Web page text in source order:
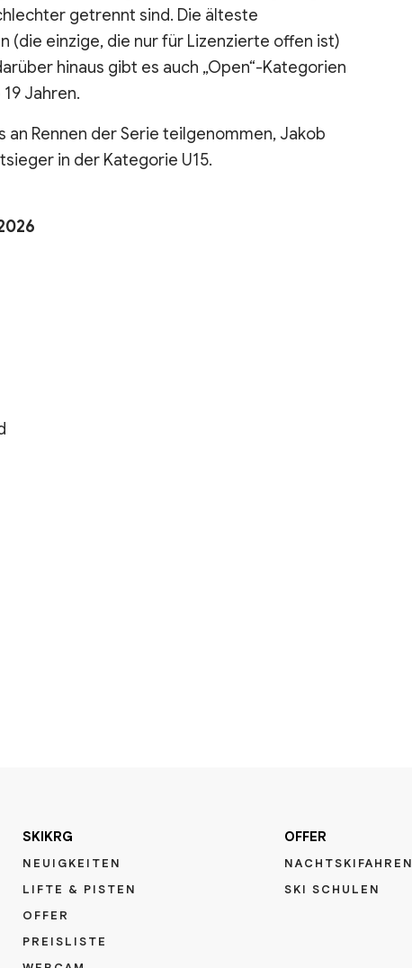
getrennt sind. Die älteste
(die einzige, die nur für Lizenzierte offen ist)
hinaus gibt es auch „Open“-Kategorien
Jahren.
Rennen der Serie teilgenommen, Jakob
in der Kategorie U15.
SKIKRG
NEUIGKEITEN
LIFTE & PISTEN
OFFER
PREISLISTE
OFFER
NACHTSKIFAHREN
SKI SCHULEN